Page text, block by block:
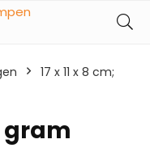
‎17 x 11 x 8 cm;
gram